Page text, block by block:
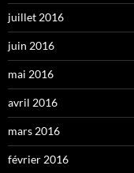
juillet 2016
juin 2016
mai 2016
avril 2016
mars 2016
février 2016